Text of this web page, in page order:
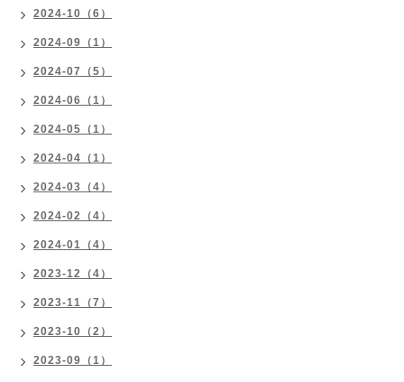
2024-10（6）
2024-09（1）
2024-07（5）
2024-06（1）
2024-05（1）
2024-04（1）
2024-03（4）
2024-02（4）
2024-01（4）
2023-12（4）
2023-11（7）
2023-10（2）
2023-09（1）